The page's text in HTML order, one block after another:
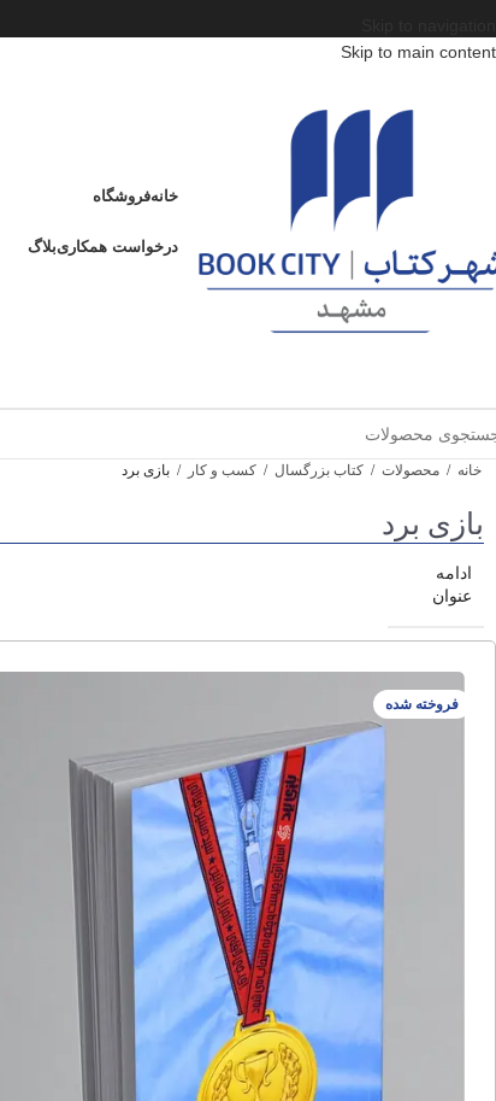
Skip to main content
خانهفروشگاه
درخواست همکاریبلاگ
خانه / محصولات / کتاب بزرگسال / کسب و کار / بازی برد
بازی برد
ادامه
عنوان
فروخته شده